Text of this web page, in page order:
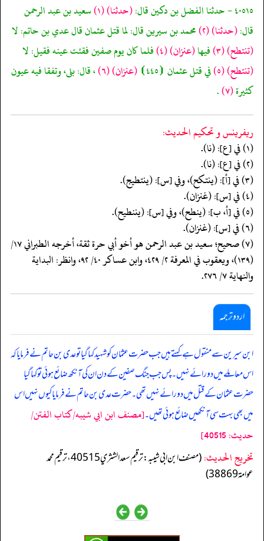
٤٠٥١٥ - حدثنا الفضل بن دكين قال: (حدثنا)(١) سعيد بن عبد الرحمن
قال:(حدثنا)(٢) محمد بن سيرين قال: لما قتل عثمان قال عدي بن حاتم: لا
(تنتطح)(٣) فيها(عنزان)(٤) فلما كان يوم صفين فقئت عينه فقيل: لا
(تنتطح)(٥) في قتل عثمان ⦗٤٤٥⦘ (عنزان)(٦) ، قال: بلى، وتفقا فيه عيون
كثيرة(٧) .
ريفرينس و تحكيم الحدیث:
(١) في [ع]: (نا).
(٢) في [ع]: (نا).
(٣) في [أ]: (ينتكح)، وفي [س]: (ينتطيج).
(٤) في [س]: (غنزان).
(٥) في [أ، ب]: (ينطح)، وفي [س]: (يننطيح).
(٦) في [س]: (غنزان).
(٧) صحيح؛ سعيد بن عبد الرحمن هو أخو أبي حرة ثقة، أخرجه الطبراني ١٧/
(١٣٩)، ويعقوب في المعرفة ٢/ ٤٢٩، وابن عساكر ٤٠/ ٩٢، وانظر: البداية
والنهاية ٧/ ٢٧٦.
اردو ترجمہ
ابن سیرین سے منقول ہے کہتے ہیں جب حضرت عثمان کو شہید کہا گیا تو عدی بن حاتم نے فرمایا کہ
اس معاملے میں دورائے نہیں۔ پس جب جنگ صفین کے دن ان کی آنکھ ضائع ہوئی تو کہا گیا
حضرت عثمان کے قتل میں دورائے نہیں تھی۔ حضرت عدی بن حاتم نے فرمایا کیوں نہیں اس
میں بھی بہت سی آنکھیں ضائع ہوئی تھیں۔[مصنف ابن ابي شيبه/كتاب الفتن/
حدیث: 40515]
تخریج الحدیث:
(مصنف ابن ابي شيبه: ترقيم سعد الشثري 40515، ترقيم محمد
عوامة 38869)